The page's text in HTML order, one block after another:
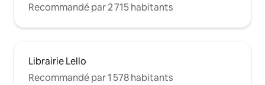
Recommandé par 2 715 habitants
Librairie Lello
Recommandé par 1 578 habitants